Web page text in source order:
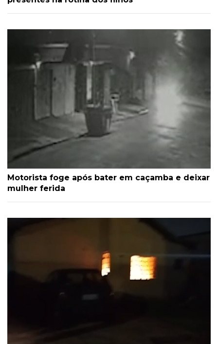
Motorista foge após bater em caçamba e deixar
mulher ferida